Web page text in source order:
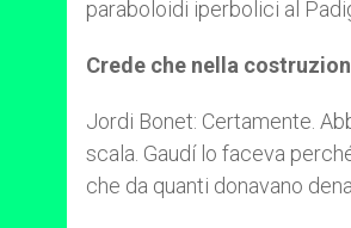
paraboloidi iperbolici al
Crede che nella
Jordi Bonet: Certamente.
scala. Gaudí lo faceva
che da quanti donavano